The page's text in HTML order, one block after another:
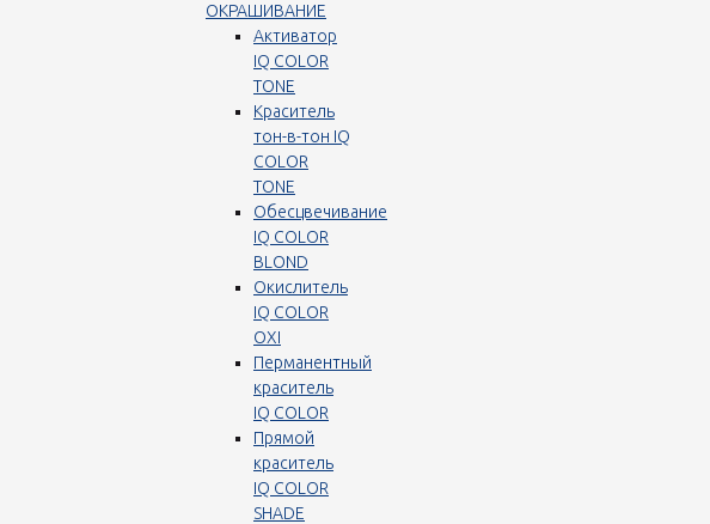
ОКРАШИВАНИЕ
Активатор
IQ COLOR
TONE
Краситель
тон-в-тон IQ
COLOR
TONE
Обесцвечивание
IQ COLOR
BLOND
Окислитель
IQ COLOR
OXI
Перманентный
краситель
IQ COLOR
Прямой
краситель
IQ COLOR
SHADE